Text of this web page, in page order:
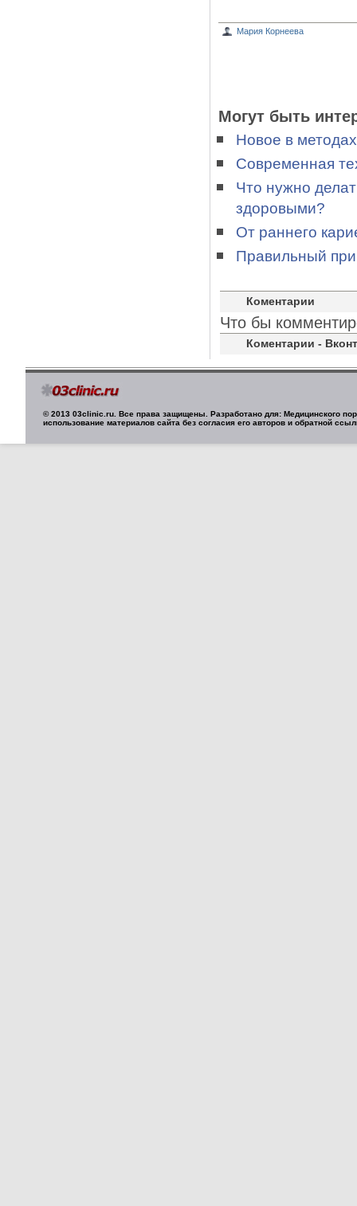
Мария Корнеева
Могут быть
Новое в
Современная
Что нужно
здоровыми?
От раннего
Правильный
Коментарии
Что бы
Коментарии -
© 2013 03clinic.ru. Все права защищены. Разработано для: Медицинского
использование материалов сайта без согласия его авторов и обратной